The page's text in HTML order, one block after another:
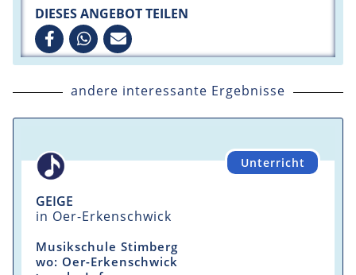
DIESES ANGEBOT TEILEN
andere interessante Ergebnisse
Unterricht
GEIGE
in Oer-Erkenschwick
Musikschule Stimberg
wo: Oer-Erkenschwick